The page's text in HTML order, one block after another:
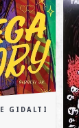
GIDALTI